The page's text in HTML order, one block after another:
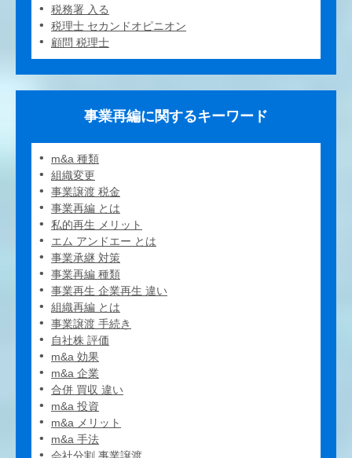
税務署 入る
税理士 セカンドオピニオン
顧問 税理士
事業再編に関するキーワード
m&a 種類
組織変更
事業譲渡 税金
事業再編 とは
私的再生 メリット
エム アンドエー とは
事業承継 対策
事業再編 種類
事業再生 企業再生 違い
組織再編 とは
事業譲渡 手続き
自社株 評価
m&a 効果
m&a 企業
合併 買収 違い
m&a 投資
m&a メリット
m&a 手法